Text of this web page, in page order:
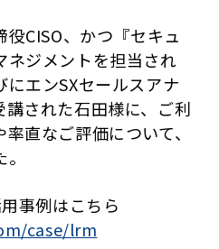
CISO、かつ『セキュ
ネジメントを担当され
エンSXセールスアナ
講された石田様に、ご利
直なご評価について、
事例はこちら
case/lrm